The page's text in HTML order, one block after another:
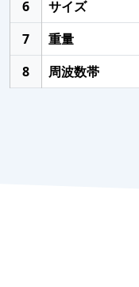
6 サイズ
7
重量
8 周波数帯